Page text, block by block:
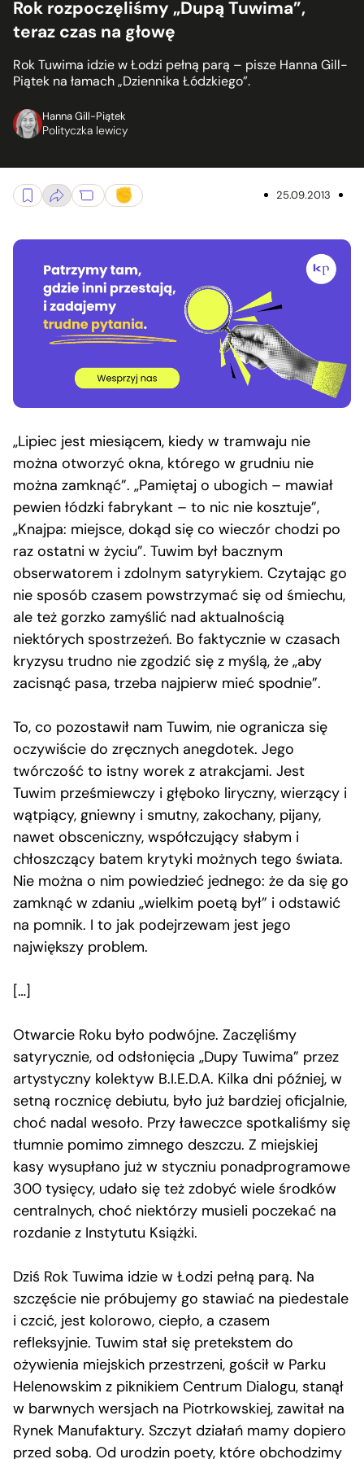
Rok rozpoczęliśmy „Dupą Tuwima”,
teraz czas na głowę
Rok Tuwima idzie w Łodzi pełną parą – pisze Hanna Gill-
Piątek na łamach „Dziennika Łódzkiego”.
Hanna Gill-Piątek
Polityczka lewicy
25.09.2013
„Lipiec jest miesiącem, kiedy w tramwaju nie
można otworzyć okna, którego w grudniu nie
można zamknąć”. „Pamiętaj o ubogich – mawiał
pewien łódzki fabrykant – to nic nie kosztuje”,
„Knajpa: miejsce, dokąd się co wieczór chodzi po
raz ostatni w życiu”. Tuwim był bacznym
obserwatorem i zdolnym satyrykiem. Czytając go
nie sposób czasem powstrzymać się od śmiechu,
ale też gorzko zamyślić nad aktualnością
niektórych spostrzeżeń. Bo faktycznie w czasach
kryzysu trudno nie zgodzić się z myślą, że „aby
zacisnąć pasa, trzeba najpierw mieć spodnie”.
To, co pozostawił nam Tuwim, nie ogranicza się
oczywiście do zręcznych anegdotek. Jego
twórczość to istny worek z atrakcjami. Jest
Tuwim prześmiewczy i głęboko liryczny, wierzący i
wątpiący, gniewny i smutny, zakochany, pijany,
nawet obsceniczny, współczujący słabym i
chłoszczący batem krytyki możnych tego świata.
Nie można o nim powiedzieć jednego: że da się go
zamknąć w zdaniu „wielkim poetą był” i odstawić
na pomnik. I to jak podejrzewam jest jego
największy problem.
[…]
Otwarcie Roku było podwójne. Zaczęliśmy
satyrycznie, od odsłonięcia „Dupy Tuwima” przez
artystyczny kolektyw B.I.E.D.A. Kilka dni później, w
setną rocznicę debiutu, było już bardziej oficjalnie,
choć nadal wesoło. Przy ławeczce spotkaliśmy się
tłumnie pomimo zimnego deszczu. Z miejskiej
kasy wysupłano już w styczniu ponadprogramowe
300 tysięcy, udało się też zdobyć wiele środków
centralnych, choć niektórzy musieli poczekać na
rozdanie z Instytutu Książki.
Dziś Rok Tuwima idzie w Łodzi pełną parą. Na
szczęście nie próbujemy go stawiać na piedestale
i czcić, jest kolorowo, ciepło, a czasem
refleksyjnie. Tuwim stał się pretekstem do
ożywienia miejskich przestrzeni, gościł w Parku
Helenowskim z piknikiem Centrum Dialogu, stanął
w barwnych wersjach na Piotrkowskiej, zawitał na
Rynek Manufaktury. Szczyt działań mamy dopiero
przed sobą. Od urodzin poety, które obchodzimy